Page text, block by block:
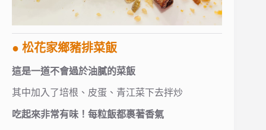
● 松花家鄉豬排菜飯
這是一道不會過於油膩的菜飯
其中加入了培根、皮蛋、青江菜下去拌炒
吃起來非常有味！每粒飯都裹著香氣